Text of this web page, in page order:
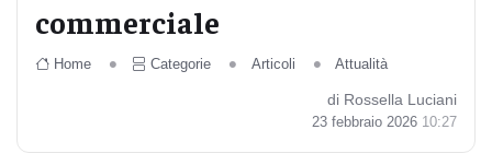
commerciale
Home Categorie Articoli Attualità
di Rossella Luciani
23 febbraio 2026 10:27